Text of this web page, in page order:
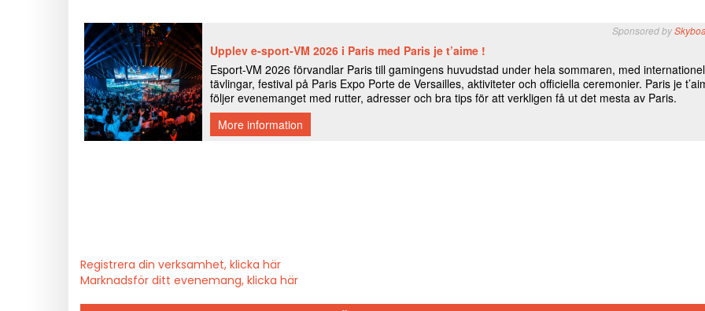
Registrera din verksamhet, klicka här
Marknadsför ditt evenemang, klicka här